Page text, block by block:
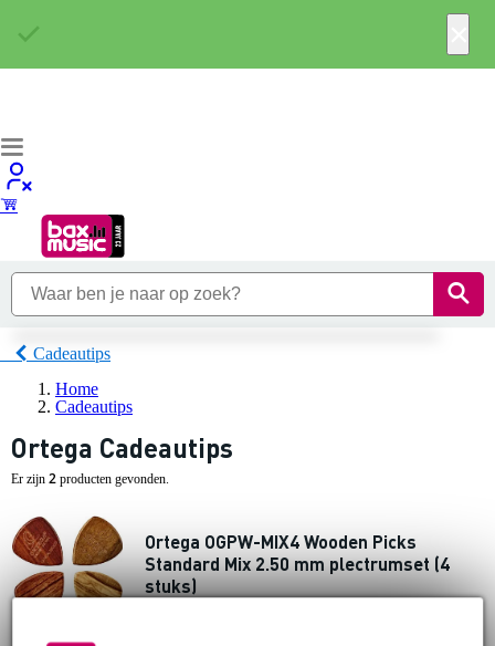
Cadeautips
Home
Cadeautips
Ortega Cadeautips
Er zijn 2 producten gevonden.
Ortega OGPW-MIX4 Wooden Picks
Standard Mix 2.50 mm plectrumset (4
stuks)